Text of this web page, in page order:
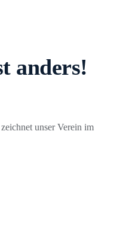
anders!
unser Verein im